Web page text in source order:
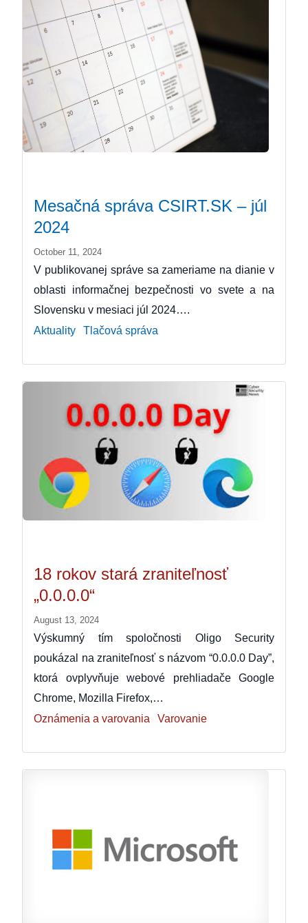
Mesačná správa CSIRT.SK – júl
2024
October 11, 2024
V publikovanej správe sa zameriame na dianie v
oblasti informačnej bezpečnosti vo svete a na
Slovensku v mesiaci júl 2024….
Aktuality
Tlačová správa
18 rokov stará zraniteľnosť
„0.0.0.0“
August 13, 2024
Výskumný tím spoločnosti Oligo Security
poukázal na zraniteľnosť s názvom “0.0.0.0 Day”,
ktorá ovplyvňuje webové prehliadače Google
Chrome, Mozilla Firefox,…
Oznámenia a varovania
Varovanie